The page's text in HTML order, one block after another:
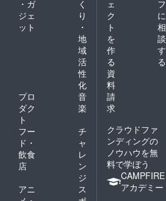
・ガ
ジェ
ット
く
り
・
地
域
活
性
化
プロ
ダク
ト
音
楽
フー
ド・
飲食
店
チ
ャ
レ
ン
ジ
アニ
ス
ェ
ク
ト
を
作
る
フ
に
相
談
す
る
資
料
請
求
クラウドファ
ンディングの
ノウハウを無
料で学ぼう
CAMPFIRE
アカデミー